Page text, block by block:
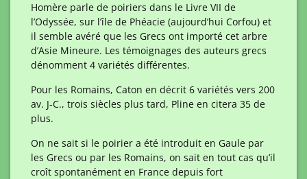
Homère parle de poiriers dans le Livre VII de
l’Odyssée, sur l’île de Phéacie (aujourd’hui Corfou) et
il semble avéré que les Grecs ont importé cet arbre
d’Asie Mineure. Les témoignages des auteurs grecs
dénomment 4 variétés différentes.
Pour les Romains, Caton en décrit 6 variétés vers 200
av. J-C., trois siècles plus tard, Pline en citera 35 de
plus.
On ne sait si le poirier a été introduit en Gaule par
les Grecs ou par les Romains, on sait en tout cas qu’il
croît spontanément en France depuis fort